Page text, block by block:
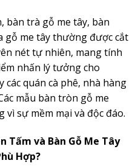
bàn trà gỗ me tây, bàn
gỗ me tây thường được cắt
nét tự nhiên, mang tính
nhấn lý tưởng cho
các quán cà phê, nhà hàng
mẫu bàn tròn gỗ me
sự mềm mại và độc đáo.
Tấm và Bàn Gỗ Me Tây
Hợp?